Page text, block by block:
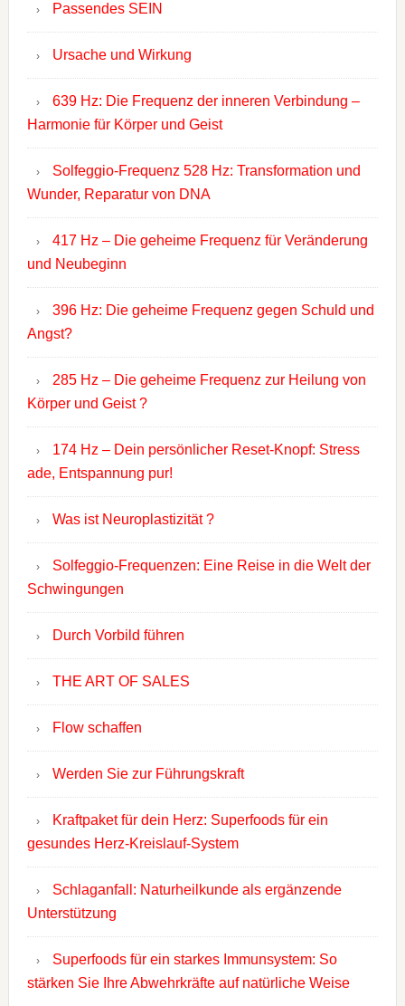
Passendes SEIN
Ursache und Wirkung
639 Hz: Die Frequenz der inneren Verbindung –
Harmonie für Körper und Geist
Solfeggio-Frequenz 528 Hz: Transformation und
Wunder, Reparatur von DNA
417 Hz – Die geheime Frequenz für Veränderung
und Neubeginn
396 Hz: Die geheime Frequenz gegen Schuld und
Angst?
285 Hz – Die geheime Frequenz zur Heilung von
Körper und Geist ?
174 Hz – Dein persönlicher Reset-Knopf: Stress
ade, Entspannung pur!
Was ist Neuroplastizität ?
Solfeggio-Frequenzen: Eine Reise in die Welt der
Schwingungen
Durch Vorbild führen
THE ART OF SALES
Flow schaffen
Werden Sie zur Führungskraft
Kraftpaket für dein Herz: Superfoods für ein
gesundes Herz-Kreislauf-System
Schlaganfall: Naturheilkunde als ergänzende
Unterstützung
Superfoods für ein starkes Immunsystem: So
stärken Sie Ihre Abwehrkräfte auf natürliche Weise